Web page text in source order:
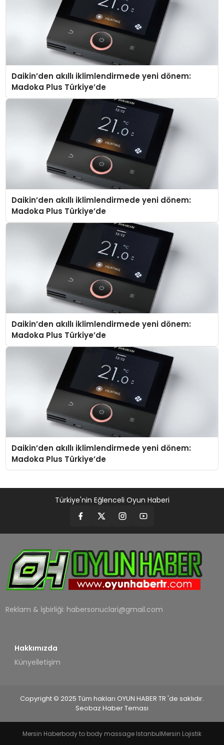
Daikin’den akıllı iklimlendirmede yeni dönem:
Madoka Plus Türkiye’de
Daikin’den akıllı iklimlendirmede yeni dönem:
Madoka Plus Türkiye’de
Daikin’den akıllı iklimlendirmede yeni dönem:
Madoka Plus Türkiye’de
Daikin’den akıllı iklimlendirmede yeni dönem:
Madoka Plus Türkiye’de
Türkiye'nin Eğlenceli Oyun Haberi
Reklam & İşbirliği: habersonuclari@gmail.com
Hakkımızda
Künyeİletişim
Copyright © 2025 Tüm hakları OYUN HABER TR 'de saklıdır.
Seobaz Haber Teması
Mersin Haberbody to body massage IstanbulMersin Lojistik